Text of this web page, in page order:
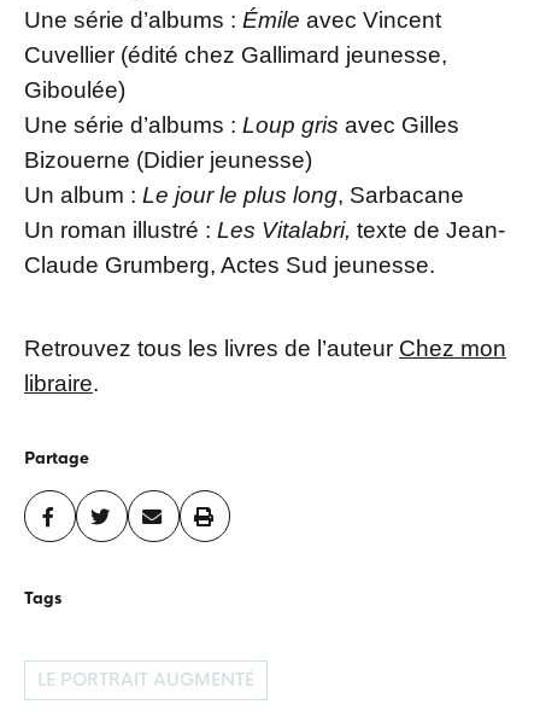
Une série d’albums : Émile avec Vincent
Cuvellier (édité chez Gallimard jeunesse,
Giboulée)
Une série d’albums : Loup gris avec Gilles
Bizouerne (Didier jeunesse)
Un album : Le jour le plus long, Sarbacane
Un roman illustré : Les Vitalabri, texte de Jean-
Claude Grumberg, Actes Sud jeunesse.
Retrouvez tous les livres de l’auteur Chez mon
libraire.
Partage
Tags
LE PORTRAIT AUGMENTÉ